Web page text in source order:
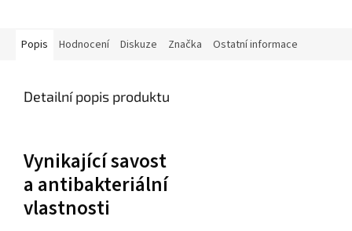
Popis Hodnocení Diskuze Značka Ostatní informace
Detailní popis produktu
Vynikající savost
a antibakteriální
vlastnosti